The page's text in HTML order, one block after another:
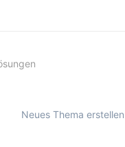
Neues Thema erstellen